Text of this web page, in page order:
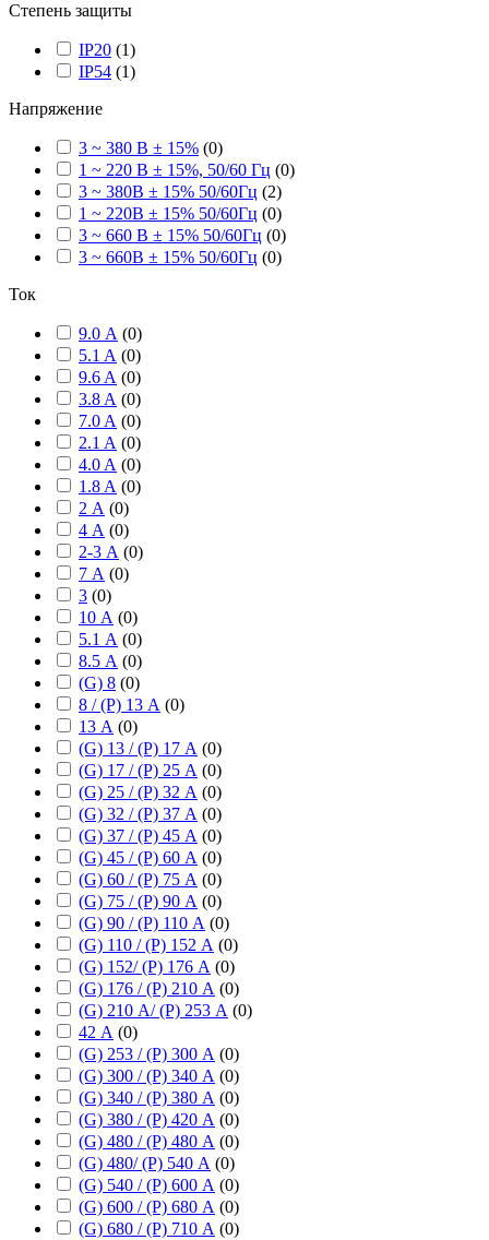
Степень защиты
IP20 (1)
IP54 (1)
Напряжение
3 ~ 380 В ± 15% (0)
1 ~ 220 В ± 15%, 50/60 Гц (0)
3 ~ 380В ± 15% 50/60Гц (2)
1 ~ 220В ± 15% 50/60Гц (0)
3 ~ 660 В ± 15% 50/60Гц (0)
3 ~ 660В ± 15% 50/60Гц (0)
Ток
9.0 А (0)
5.1 A (0)
9.6 A (0)
3.8 A (0)
7.0 A (0)
2.1 A (0)
4.0 A (0)
1.8 A (0)
2 А (0)
4 А (0)
2-3 А (0)
7 А (0)
3 (0)
10 А (0)
5.1 А (0)
8.5 А (0)
(G) 8 (0)
8 / (P) 13 А (0)
13 А (0)
(G) 13 / (P) 17 А (0)
(G) 17 / (P) 25 А (0)
(G) 25 / (P) 32 А (0)
(G) 32 / (P) 37 А (0)
(G) 37 / (P) 45 А (0)
(G) 45 / (P) 60 А (0)
(G) 60 / (P) 75 А (0)
(G) 75 / (P) 90 А (0)
(G) 90 / (P) 110 А (0)
(G) 110 / (P) 152 А (0)
(G) 152/ (P) 176 А (0)
(G) 176 / (P) 210 А (0)
(G) 210 А/ (P) 253 А (0)
42 А (0)
(G) 253 / (P) 300 А (0)
(G) 300 / (P) 340 А (0)
(G) 340 / (P) 380 А (0)
(G) 380 / (P) 420 А (0)
(G) 480 / (P) 480 А (0)
(G) 480/ (P) 540 А (0)
(G) 540 / (P) 600 А (0)
(G) 600 / (P) 680 А (0)
(G) 680 / (P) 710 А (0)